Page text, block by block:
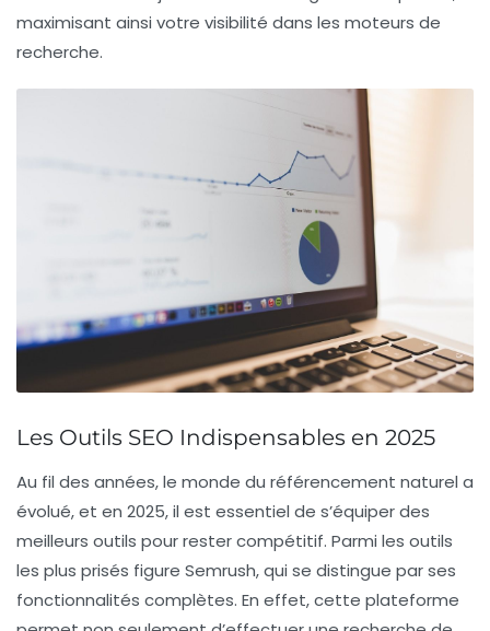
maximisant ainsi votre visibilité dans les moteurs de
recherche.
Les Outils SEO Indispensables en 2025
Au fil des années, le monde du référencement naturel a
évolué, et en 2025, il est essentiel de s’équiper des
meilleurs outils pour rester compétitif. Parmi les outils
les plus prisés figure Semrush, qui se distingue par ses
fonctionnalités complètes. En effet, cette plateforme